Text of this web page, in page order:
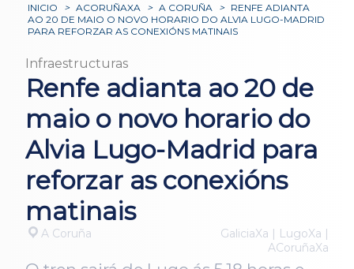
INICIO > ACORUÑAXA > A CORUÑA > RENFE ADIANTA
AO 20 DE MAIO O NOVO HORARIO DO ALVIA LUGO-MADRID
PARA REFORZAR AS CONEXIÓNS MATINAIS
Infraestructuras
Renfe adianta ao 20 de
maio o novo horario do
Alvia Lugo-Madrid para
reforzar as conexións
matinais
A Coruña
GaliciaXa | LugoXa |
ACoruñaXa